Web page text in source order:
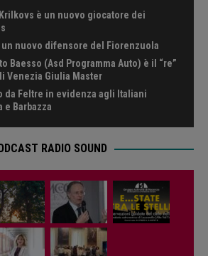
è un nuovo giocatore dei
un nuovo difensore del Fiorenzuola
Baesso (Asd Programma Auto) è il “re”
Venezia Giulia Master
da Feltre in evidenza agli Italiani
e Barbazza
RADIO SOUND